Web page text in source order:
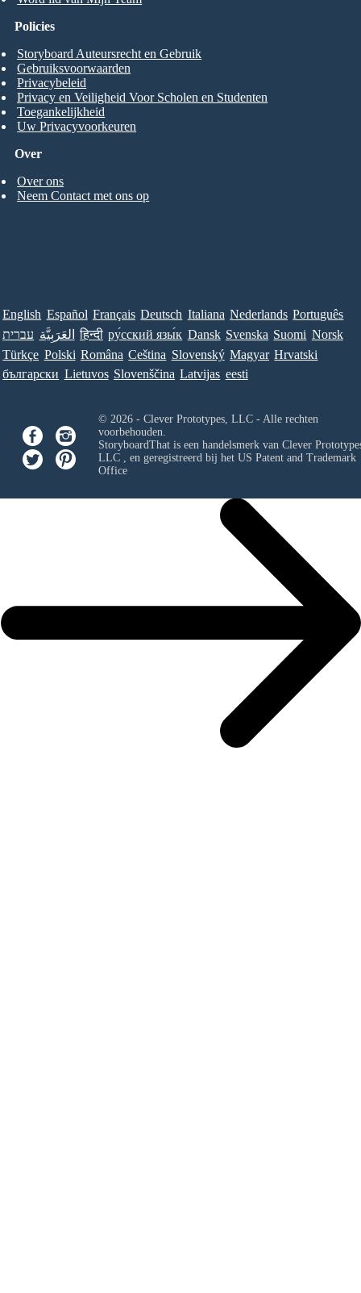
Over
Over ons
Neem Contact met ons op
Policies
Storyboard Auteursrecht en Gebruik
Gebruiksvoorwaarden
Privacybeleid
Privacy en Veiligheid Voor Scholen en Studenten
Toegankelijkheid
Uw Privacyvoorkeuren
English Español Français Deutsch Italiana Nederlands Português
עברית العَرَبِيَّة हिन्दी ру́сский язы́к Dansk Svenska Suomi Norsk
Türkçe Polski Româna Ceština Slovenský Magyar Hrvatski
български Lietuvos Slovenščina Latvijas eesti
© 2026 - Clever Prototypes, LLC - Alle rechten
voorbehouden.
StoryboardThat is een handelsmerk van Clever
LLC, en geregistreerd bij het US Patent and Trademark
Office